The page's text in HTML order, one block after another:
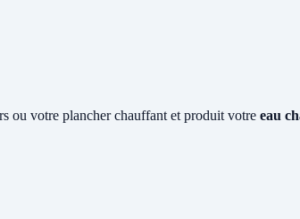
ou votre plancher chauffant et produit votre eau